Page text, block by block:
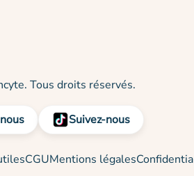
Tous droits réservés.
Suivez-nous
CGUMentions légales